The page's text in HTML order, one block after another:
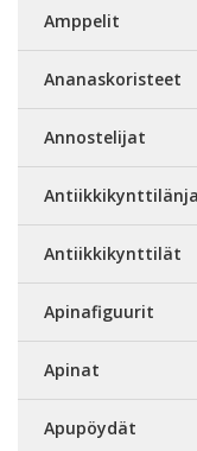
Amppelit
Ananaskoristeet
Annostelijat
Antiikkikynttilät
Apinafiguurit
Apinat
Apupöydät